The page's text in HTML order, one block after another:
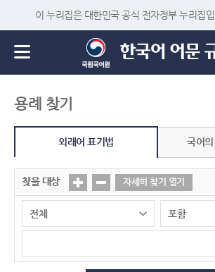
이 누리집은 대한민국 공식 전자정부 누리집입
용례 찾기
외래어 표기법 국어
찾을 대상 자세히 찾기 열기